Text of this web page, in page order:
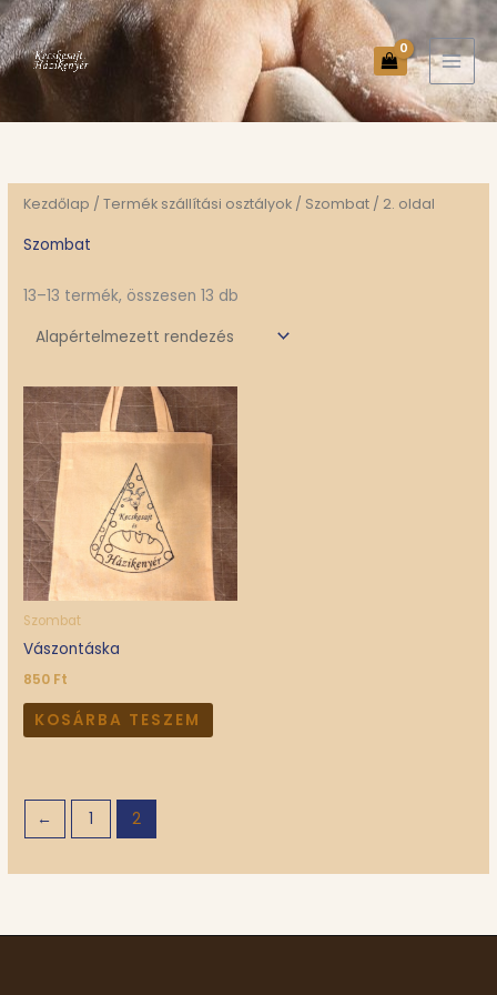
Skip
to
content
Kezdőlap / Termék szállítási osztályok / Szombat / 2. oldal
Szombat
13–13 termék, összesen 13 db
Szombat
Vászontáska
850 Ft
KOSÁRBA TESZEM
← 1 2